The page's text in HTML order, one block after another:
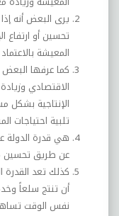
يرى البعض أنه
تحسين أو ارتفاع
المعيشة
كما عرفها
الاقتصادي
الإنتاجية بشكل
تلبية احتياجات
هي قدرة الدولة
عن طريق تحسين
كذلك تعد القدرة
أن تنتج سلعاً
نفس الوقت